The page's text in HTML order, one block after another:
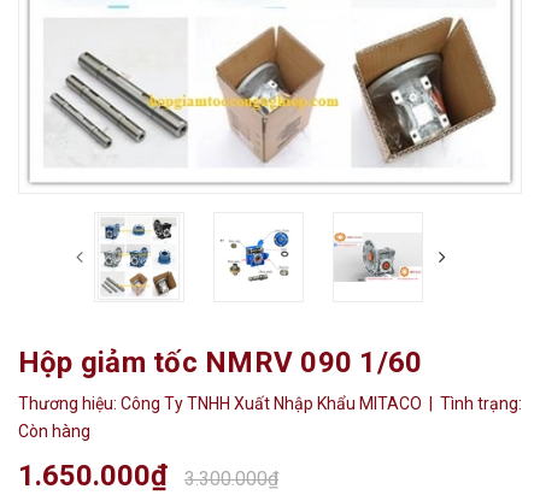
Hộp giảm tốc NMRV 090 1/60
Thương hiệu: Công Ty TNHH Xuất Nhập Khẩu MITACO
| Tình trạng:
Còn hàng
1.650.000₫ 3.300.000₫